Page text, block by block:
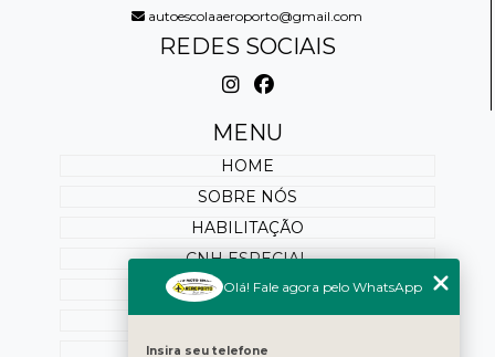
autoescolaaeroporto@gmail.com
REDES SOCIAIS
MENU
HOME
SOBRE NÓS
HABILITAÇÃO
CNH ESPECIAL
REABILITAÇÃO
PONTUAÇÃO
SERVIÇOS ONLINE
Olá! Fale agora pelo WhatsApp
Insira seu telefone